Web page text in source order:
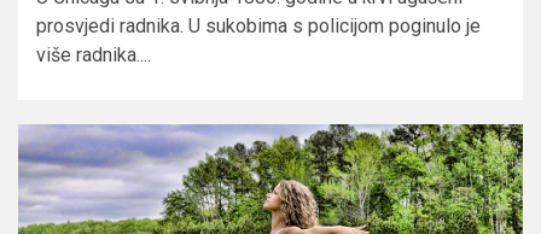
prosvjedi radnika. U sukobima s policijom poginulo je
više radnika....